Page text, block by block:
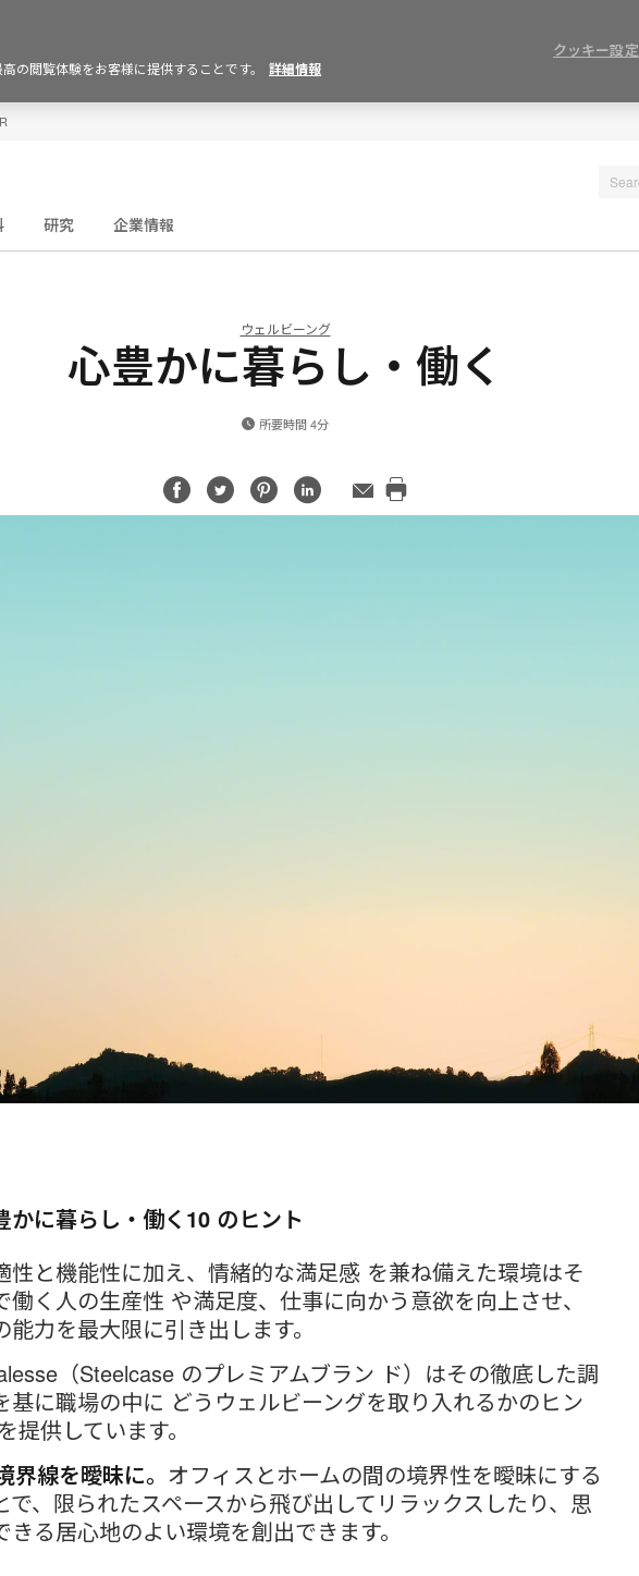
研究 企業情報
ウェルビーング
心豊かに暮らし・働く
所要時間 4分
Share
on
Share
on
Share
on
Share
on
メ
Print
かに暮らし・働く10 のヒント
性と機能性に加え、情緒的な満足感 を兼ね備えた環境はそ
働く人の生産性 や満足度、仕事に向かう意欲を向上させ、
能力を最大限に引き出します。
（Steelcase のプレミアムブラン ド）はその徹底した調
基に職場の中に どうウェルビーングを取り入れるかのヒン
提供しています。
界線を曖昧に。 オフィスとホームの間の境界性を曖昧にする
で、限られたスペースから飛び出してリラックスしたり、思
きる居心地のよい環境を創出できます。
の閲覧体験をお客様に提供することです。 詳細情報
クッキー設定